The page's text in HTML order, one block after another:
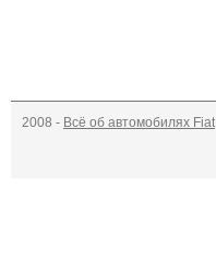
2008 - Всё об автомобилях Fiat